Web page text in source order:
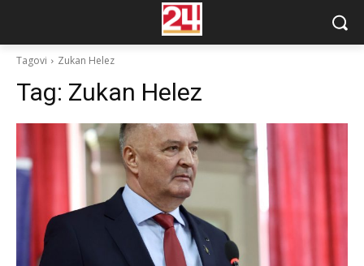
Tagovi Zukan Helez
Tag: Zukan Helez